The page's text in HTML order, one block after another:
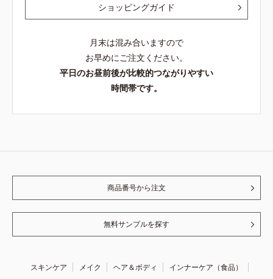
ショッピングガイド
月末は混み合いますので
お早めにご注文ください。
平日のお昼前後が比較的つながりやすい
時間帯です。
商品番号から注文
無料サンプルを探す
スキンケア メイク ヘア＆ボディ
インナーケア（食品）